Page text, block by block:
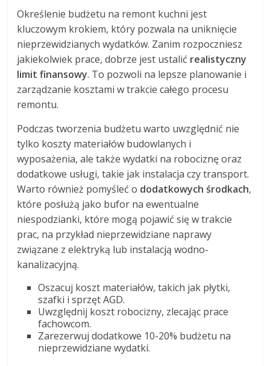
Określenie budżetu na remont kuchni jest
kluczowym krokiem, który pozwala na uniknięcie
nieprzewidzianych wydatków. Zanim rozpoczniesz
jakiekolwiek prace, dobrze jest ustalić realistyczny
limit finansowy. To pozwoli na lepsze planowanie i
zarządzanie kosztami w trakcie całego procesu
remontu.
Podczas tworzenia budżetu warto uwzględnić nie
tylko koszty materiałów budowlanych i
wyposażenia, ale także wydatki na robociznę oraz
dodatkowe usługi, takie jak instalacja czy transport.
Warto również pomyśleć o dodatkowych środkach,
które posłużą jako bufor na ewentualne
niespodzianki, które mogą pojawić się w trakcie
prac, na przykład nieprzewidziane naprawy
związane z elektryką lub instalacją wodno-
kanalizacyjną.
Oszacuj koszt materiałów, takich jak płytki,
szafki i sprzęt AGD.
Uwzględnij koszt robocizny, zlecając prace
fachowcom.
Zarezerwuj dodatkowe 10-20% budżetu na
nieprzewidziane wydatki.